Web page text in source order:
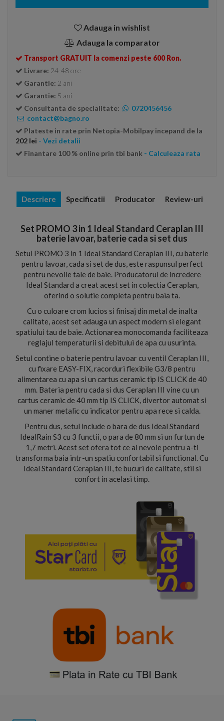
Adauga in wishlist
Adauga la comparator
Transport GRATUIT la comenzi peste 600 Ron.
Livrare: 24-48 ore
Garantie: 2 ani
Garantie: 5 ani
Consultanta de specialitate:
0720456456
contact@bagno.ro
Plateste in rate prin Netopia-Mobilpay incepand de la
202 lei - Vezi detalii
Finantare 100 % online prin tbi bank - Calculeaza rata
Descriere Specificatii Producator Review-uri
Set PROMO 3 in 1 Ideal Standard Ceraplan III
baterie lavoar, baterie cada si set dus
Setul PROMO 3 in 1 Ideal Standard Ceraplan III, cu baterie
pentru lavoar, cada si set de dus, este raspunsul perfect
pentru nevoile tale de baie. Producatorul de incredere
Ideal Standard a creat acest set in colectia Ceraplan,
oferind o solutie completa pentru baia ta.
Cu o culoare crom lucios si finisaj din metal de inalta
calitate, acest set adauga un aspect modern si elegant
spatiului tau de baie. Actionarea monocomanda faciliteaza
reglajul temperaturii si debitului de apa cu usurinta.
Setul contine o baterie pentru lavoar cu ventil Ceraplan III,
cu fixare EASY-FIX, racorduri flexibile G3/8 pentru
alimentarea cu apa si un cartus ceramic tip IS CLICK de 40
mm. Bateria pentru cada si dus Ceraplan III vine cu un
cartus ceramic de 40 mm tip IS CLICK, divertor automat si
un maner metalic cu indicator pentru apa rece si calda.
Pentru dus, setul include o bara de dus Ideal Standard
IdealRain S3 cu 3 functii, o para de 80 mm si un furtun de
1,7 metri. Acest set ofera tot ce ai nevoie pentru a-ti
transforma baia intr-un spatiu confortabil si functional. Cu
Ideal Standard Ceraplan III, te bucuri de calitate, stil si
confort in acelasi timp.